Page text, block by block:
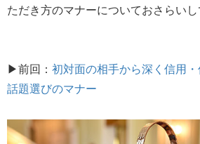
ただき方のマナーについておさらいし
▶前回： 初対面の相手から深く信用
話題選びのマナー